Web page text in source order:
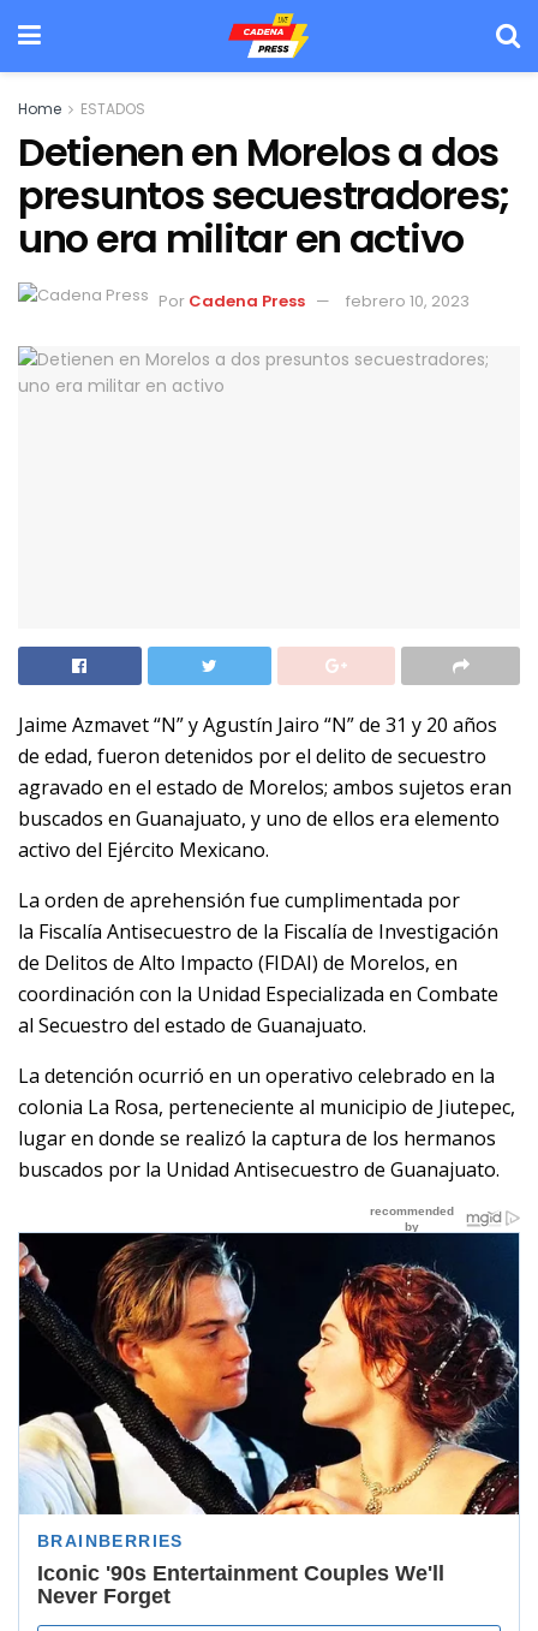
Home ESTADOS
Detienen en Morelos a dos
presuntos secuestradores;
uno era militar en activo
Por Cadena Press febrero 10, 2023
Jaime Azmavet “N” y Agustín Jairo “N” de 31 y 20 años
de edad, fueron detenidos por el delito de secuestro
agravado en el estado de Morelos; ambos sujetos eran
buscados en Guanajuato, y uno de ellos era elemento
activo del Ejército Mexicano.
La orden de aprehensión fue cumplimentada por
la Fiscalía Antisecuestro de la Fiscalía de Investigación
de Delitos de Alto Impacto (FIDAI) de Morelos, en
coordinación con la Unidad Especializada en Combate
al Secuestro del estado de Guanajuato.
La detención ocurrió en un operativo celebrado en la
colonia La Rosa, perteneciente al municipio de Jiutepec,
lugar en donde se realizó la captura de los hermanos
buscados por la Unidad Antisecuestro de Guanajuato.